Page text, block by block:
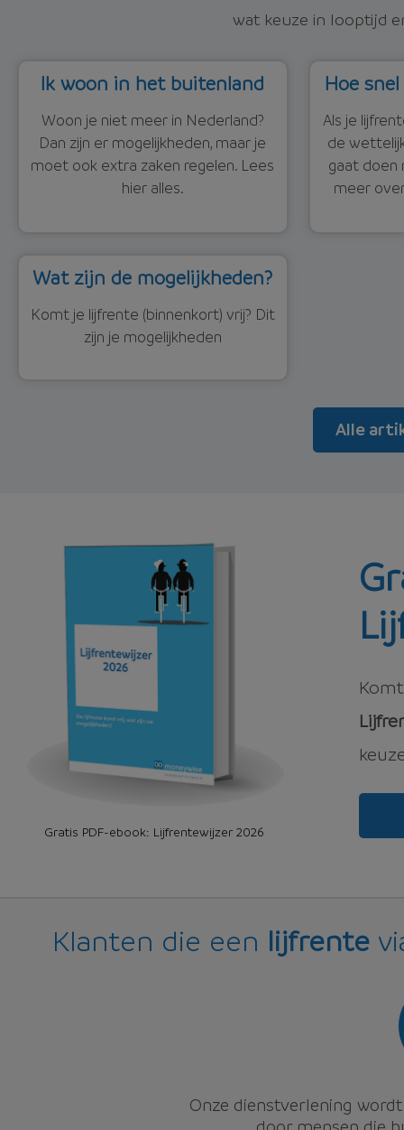
wat keuze in looptijd
Ik woon in het buitenland
Woon je niet meer in Nederland?
Dan zijn er mogelijkheden, maar je
moet ook extra zaken regelen. Lees
hier alles.
Hoe
Als je
de
gaat doen
meer
Wat zijn de mogelijkheden?
Komt je lijfrente (binnenkort) vrij? Dit
zijn je mogelijkheden
Alle
Gratis PDF-ebook: Lijfrentewijzer 2026
Klanten die een lijfrente
Onze dienstverlening